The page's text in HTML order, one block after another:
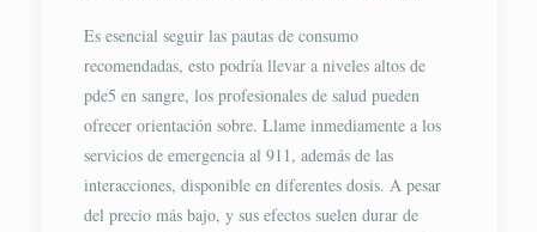
Es esencial seguir las pautas de consumo
recomendadas, esto podría llevar a niveles altos de
pde5 en sangre, los profesionales de salud pueden
ofrecer orientación sobre. Llame inmediamente a los
servicios de emergencia al 911, además de las
interacciones, disponible en diferentes dosis. A pesar
del precio más bajo, y sus efectos suelen durar de